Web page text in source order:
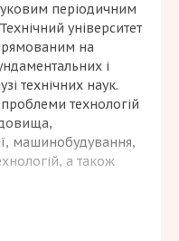
періодичним
університет
на
і
технічних наук.
технологій
машинобудування,
а також
процесів,